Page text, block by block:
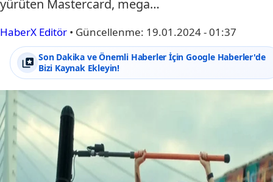
yürüten Mastercard, mega…
HaberX Editör • Güncellenme: 19.01.2024 - 01:37
Son Dakika ve Önemli Haberler İçin Google Haberler'de
Bizi Kaynak Ekleyin!